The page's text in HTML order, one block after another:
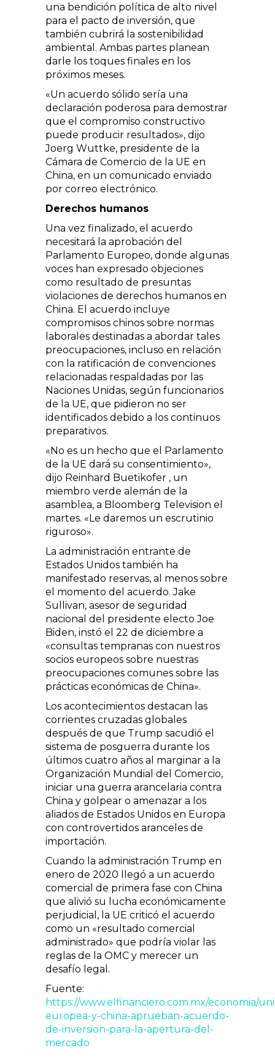
una bendición política de alto nivel
para el pacto de inversión, que
también cubrirá la sostenibilidad
ambiental. Ambas partes planean
darle los toques finales en los
próximos meses.
«Un acuerdo sólido sería una
declaración poderosa para demostrar
que el compromiso constructivo
puede producir resultados», dijo
Joerg Wuttke, presidente de la
Cámara de Comercio de la UE en
China, en un comunicado enviado
por correo electrónico.
Derechos humanos
Una vez finalizado, el acuerdo
necesitará la aprobación del
Parlamento Europeo, donde algunas
voces han expresado objeciones
como resultado de presuntas
violaciones de derechos humanos en
China. El acuerdo incluye
compromisos chinos sobre normas
laborales destinadas a abordar tales
preocupaciones, incluso en relación
con la ratificación de convenciones
relacionadas respaldadas por las
Naciones Unidas, según funcionarios
de la UE, que pidieron no ser
identificados debido a los continuos
preparativos.
«No es un hecho que el Parlamento
de la UE dará su consentimiento»,
dijo Reinhard Buetikofer , un
miembro verde alemán de la
asamblea, a Bloomberg Television el
martes. «Le daremos un escrutinio
riguroso».
La administración entrante de
Estados Unidos también ha
manifestado reservas, al menos sobre
el momento del acuerdo. Jake
Sullivan, asesor de seguridad
nacional del presidente electo Joe
Biden, instó el 22 de diciembre a
«consultas tempranas con nuestros
socios europeos sobre nuestras
preocupaciones comunes sobre las
prácticas económicas de China».
Los acontecimientos destacan las
corrientes cruzadas globales
después de que Trump sacudió el
sistema de posguerra durante los
últimos cuatro años al marginar a la
Organización Mundial del Comercio,
iniciar una guerra arancelaria contra
China y golpear o amenazar a los
aliados de Estados Unidos en Europa
con controvertidos aranceles de
importación.
Cuando la administración Trump en
enero de 2020 llegó a un acuerdo
comercial de primera fase con China
que alivió su lucha económicamente
perjudicial, la UE criticó el acuerdo
como un «resultado comercial
administrado» que podría violar las
reglas de la OMC y merecer un
desafío legal.
Fuente:
https://www.elfinanciero.com.mx/economia/
europea-y-china-aprueban-acuerdo-
de-inversion-para-la-apertura-del-
mercado